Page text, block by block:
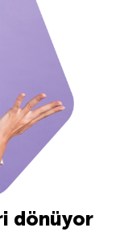
dönüyor